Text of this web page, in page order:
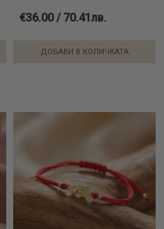
€36.00 / 70.41лв.
ДОБАВИ В КОЛИЧКАТА